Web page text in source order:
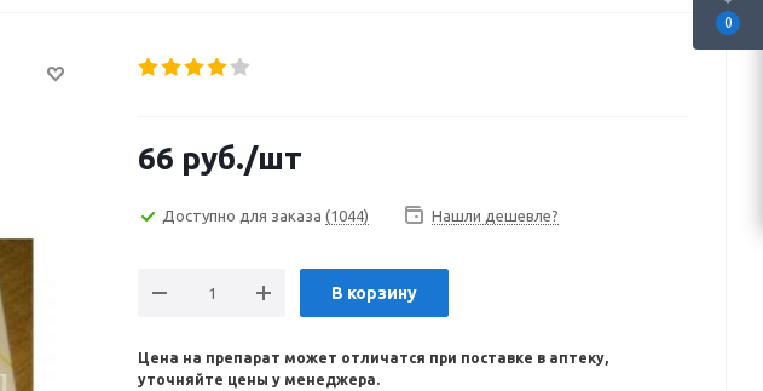
66 руб./шт
Доступно для заказа (1044) Нашли дешевле?
В корзину
Цена на препарат может отличатся при поставке в аптеку,
уточняйте цены у менеджера.
0